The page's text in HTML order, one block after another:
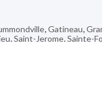
,Gatineau,
,Saint-Jerome,Sainte-